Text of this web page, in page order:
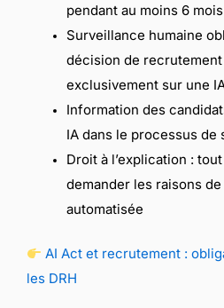
pendant au moins 6 mois
Surveillance humaine
décision de
exclusivement sur une
Information des
IA dans le processus de
Droit à l’explication :
demander les raisons
automatisée
AI Act et recrutement :
les DRH